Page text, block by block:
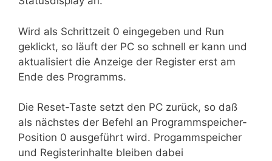
Wird als Schrittzeit 0 eingegeben und Run
geklickt, so läuft der PC so schnell er kann und
aktualisiert die Anzeige der Register erst am
Ende des Programms.
Die Reset-Taste setzt den PC zurück, so daß
als nächstes der Befehl an Programmspeicher-
Position 0 ausgeführt wird. Progammspeicher
und Registerinhalte bleiben dabei